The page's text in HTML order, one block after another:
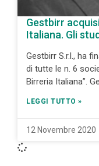
Gestbirr
Italiana. Gli
Gestbirr S.r.l., ha
di tutte le n. 6
Birreria Italiana”.
LEGGI TUTTO »
12 Novembre 2020